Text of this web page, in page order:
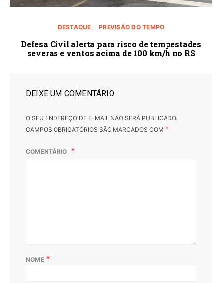
DESTAQUE PREVISÃO DO TEMPO
Defesa Civil alerta para risco de tempestades
severas e ventos acima de 100 km/h no RS
DEIXE UM COMENTÁRIO
O SEU ENDEREÇO DE E-MAIL NÃO SERÁ PUBLICADO.
CAMPOS OBRIGATÓRIOS SÃO MARCADOS COM *
COMENTÁRIO
NOME *